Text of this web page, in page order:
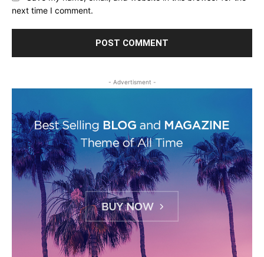
next time I comment.
- Advertisment -